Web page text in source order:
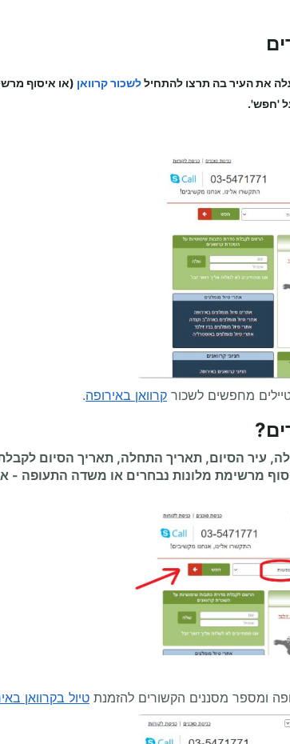
את העיר בה תרצו להתחיללשכור קרוואן (או איסוף
'חפש'.
מחפשים לשכור קרוואן באירופה.
?
עיר הסיום, תאריך התחלה, תאריך הסיום
מרשימת מלונות נבחרים או משדה התעופה -
ומספר מסננים הקשורים להזמנת טיול בקרוואן